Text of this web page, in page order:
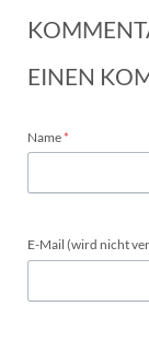
EINEN
Pflichtfeld
Name*
Pflichtfeld
E-Mail (wird nicht